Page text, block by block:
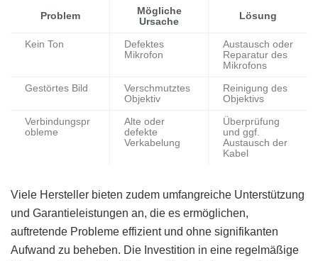
Problem
Mögliche
Ursache
Lösung
Kein Ton
Defektes
Mikrofon
Austausch oder
Reparatur des
Mikrofons
Gestörtes Bild
Verschmutztes
Objektiv
Reinigung des
Objektivs
Verbindungspr
obleme
Alte oder
defekte
Verkabelung
Überprüfung
und ggf.
Austausch der
Kabel
Viele Hersteller bieten zudem umfangreiche Unterstützung
und Garantieleistungen an, die es ermöglichen,
auftretende Probleme effizient und ohne signifikanten
Aufwand zu beheben. Die Investition in eine regelmäßige